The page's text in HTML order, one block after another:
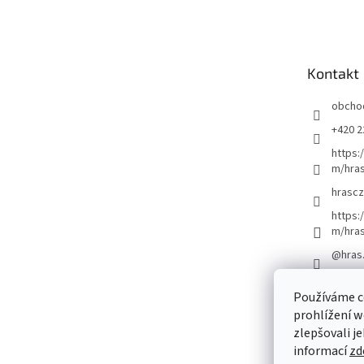
Používáme
prohlížení
zlepšovali
informací
Kontakt
+420
m/
hrascz
m/